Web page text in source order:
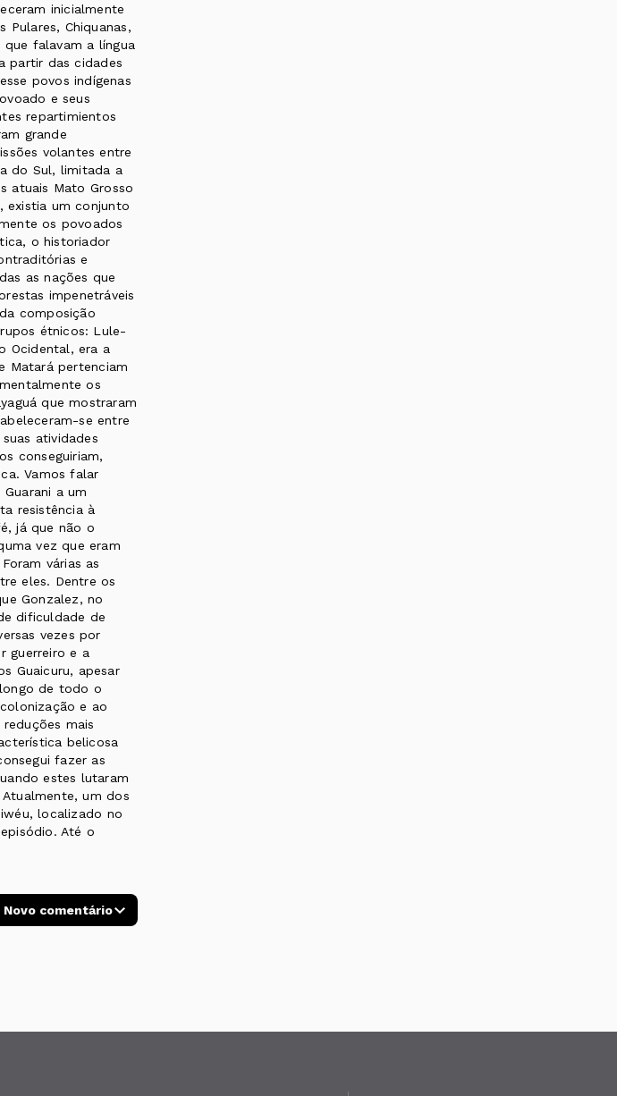
inicialmente
Pulares, Chiquanas,
que falavam a língua
partir das cidades
povos indígenas
e seus
repartimientos
grande
volantes entre
do Sul, limitada a
atuais Mato Grosso
existia um conjunto
os povoados
o historiador
e
as nações que
impenetráveis
composição
étnicos: Lule-
Ocidental, era a
Matará pertenciam
os
que mostraram
se entre
atividades
conseguiriam,
Vamos falar
a um
resistência à
já que não o
vez que eram
várias as
eles. Dentre os
Gonzalez, no
dificuldade de
vezes por
guerreiro e a
Guaicuru, apesar
de todo o
e ao
mais
belicosa
fazer as
estes lutaram
um dos
localizado no
Até o
Novo comentário